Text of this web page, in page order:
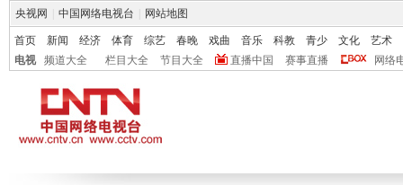
央视网 中国网络电视台 网站地图
首页 新闻 经济 体育 综艺 春晚 戏曲 音乐 科教 青少 文化
艺术
电视
频道大全 栏目大全 节目大全 直播中国 赛事直播 网络